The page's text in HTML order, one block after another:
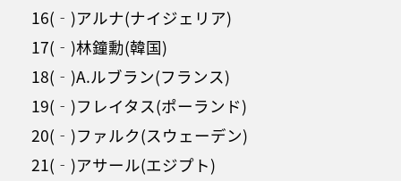
16(‐)アルナ(ナイジェリア)
17(‐)林鐘勳(韓国)
18(‐)A.ルブラン(フランス)
19(‐)フレイタス(ポーランド)
20(‐)ファルク(スウェーデン)
21(‐)アサール(エジプト)